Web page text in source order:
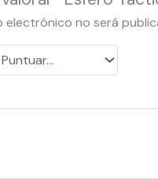
electrónico no será